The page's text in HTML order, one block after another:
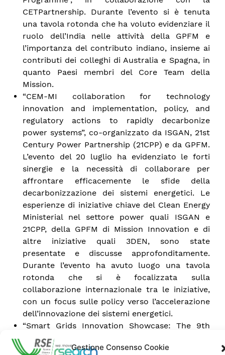
Gestione Consenso Cookie
CETPartnership. Durante l’evento si è tenuta
una tavola rotonda che ha voluto evidenziare il
ruolo dell’India nelle attività della GPFM e
l’importanza del contributo indiano, insieme ai
contributi dei colleghi di Australia e Spagna, in
quanto Paesi membri del Core Team della
Mission.
“CEM-MI collaboration for technology
innovation and implementation, policy, and
regulatory actions to rapidly decarbonize
power systems”, co-organizzato da ISGAN, 21st
Century Power Partnership (21CPP) e da GPFM.
L’evento del 20 luglio ha evidenziato le forti
sinergie e la necessità di collaborare per
affrontare efficacemente le sfide della
decarbonizzazione dei sistemi energetici. Le
esperienze di iniziative chiave del Clean Energy
Ministerial nel settore power quali ISGAN e
21CPP, della GPFM di Mission Innovation e di
altre iniziative quali 3DEN, sono state
presentate e discusse approfonditamente.
Durante l’evento ha avuto luogo una tavola
rotonda che si è focalizzata sulla
collaborazione internazionale tra le iniziative,
con un focus sulle policy verso l’accelerazione
dell’innovazione dei sistemi energetici.
“Smart Grids Innovation Showcase: The 9th
Annual ISGAN Awards Ceremony”. Il tema della
nona edizione degli ISGAN Award è stato